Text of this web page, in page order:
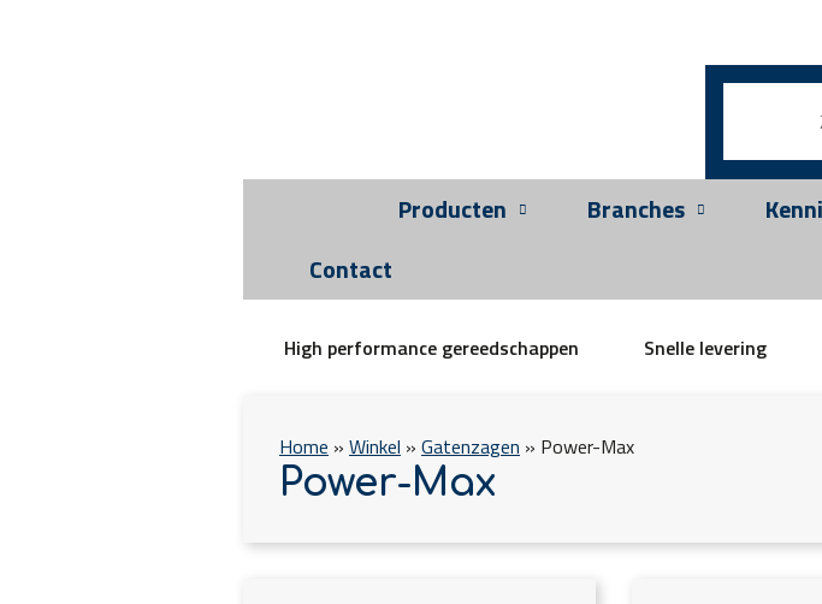
Producten
Branches
Contact
High performance gereedschappen Snelle levering
Home » Winkel » Gatenzagen » Power-Max
Power-Max